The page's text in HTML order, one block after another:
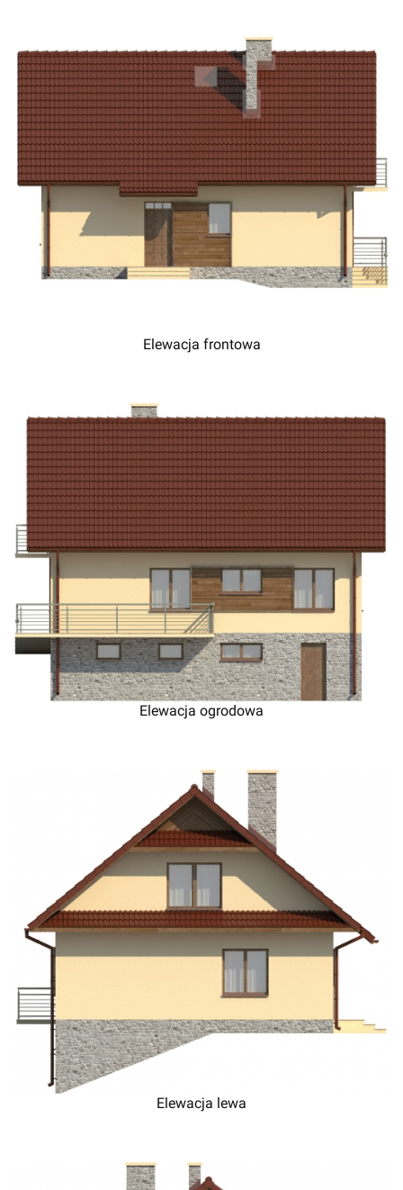
Elewacja frontowa
Elewacja ogrodowa
Elewacja lewa